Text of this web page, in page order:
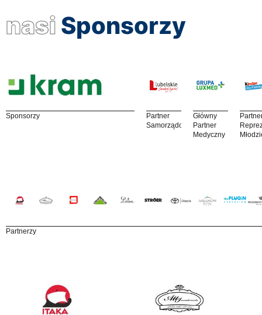
nasi Sponsorzy
Sponsorzy
Partner
Samorządowy
Główny
Partner
Medyczny
Partnerzy